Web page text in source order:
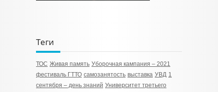
Теги
ТОС Живая память Уборочная кампания – 2021
фестиваль ГТТО самозанятость выставка УВД 1
сентября – день знаний Университет третьего